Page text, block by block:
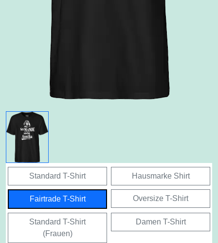
Standard T-Shirt Hausmarke Shirt
Fairtrade T-Shirt Oversize T-Shirt
Standard T-Shirt
(Frauen)
Damen T-Shirt